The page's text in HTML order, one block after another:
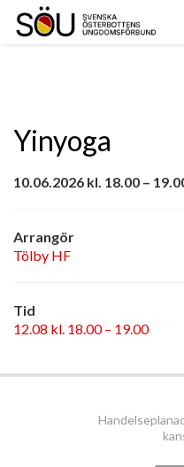
Yinyoga
10.06.2026 kl. 18.00 –
Arrangör
Tölby HF
Tid
12.08 kl. 18.00 – 19.00